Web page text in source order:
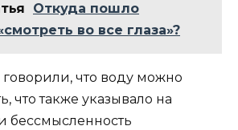
Откуда пошло
во все глаза»?
что воду можно
что также указывало на
бессмысленность